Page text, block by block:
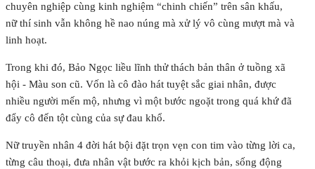
chuyên nghiệp cùng kinh nghiệm “chinh chiến” trên sân khấu,
nữ thí sinh vẫn không hề nao núng mà xử lý vô cùng mượt mà và
linh hoạt.
Trong khi đó, Bảo Ngọc liều lĩnh thử thách bản thân ở tuồng xã
hội - Màu son cũ. Vốn là cô đào hát tuyệt sắc giai nhân, được
nhiều người mến mộ, nhưng vì một bước ngoặt trong quá khứ đã
đẩy cô đến tột cùng của sự đau khổ.
Nữ truyền nhân 4 đời hát bội đặt trọn vẹn con tim vào từng lời ca,
từng câu thoại, đưa nhân vật bước ra khỏi kịch bản, sống động